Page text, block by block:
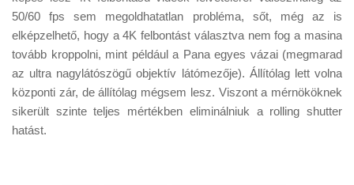
50/60 fps sem megoldhatatlan probléma, sőt, még az is
elképzelhető, hogy a 4K felbontást választva nem fog a masina
tovább kroppolni, mint például a Pana egyes vázai (megmarad
az ultra nagylátószögű objektív látómezője). Állítólag lett volna
központi zár, de állítólag mégsem lesz. Viszont a mérnököknek
sikerült szinte teljes mértékben eliminálniuk a rolling shutter
hatást.